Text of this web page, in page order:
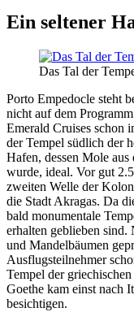
Ein seltener
Das Tal der
Porto Empedocle steht
nicht auf dem
Emerald Cruises schon
der Tempel südlich der
Hafen, dessen Mole
wurde, ideal. Vor gut
zweiten Welle der
die Stadt Akragas. Da
bald monumentale
erhalten geblieben
und Mandelbäumen
Ausflugsteilnehmer
Tempel der
Goethe kam einst nach
besichtigen.